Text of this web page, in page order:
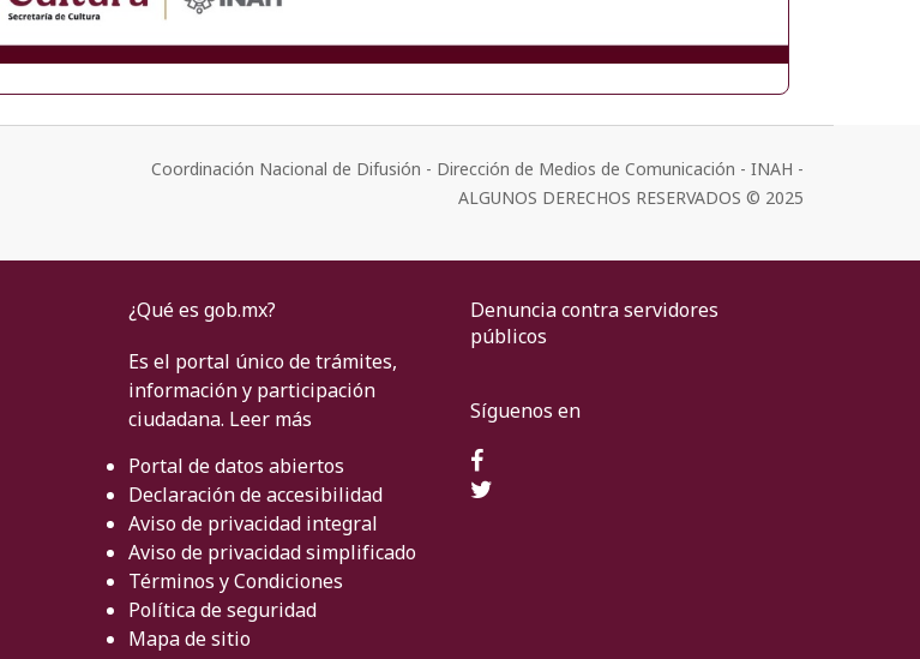
Coordinación Nacional de Difusión - Dirección de Medios de Comunicación - INAH -
ALGUNOS DERECHOS RESERVADOS © 2025
¿Qué es gob.mx?
Es el portal único de trámites,
información y participación
ciudadana. Leer más
Portal de datos abiertos
Declaración de accesibilidad
Aviso de privacidad integral
Aviso de privacidad simplificado
Términos y Condiciones
Política de seguridad
Mapa de sitio
Denuncia contra servidores
públicos
Síguenos en